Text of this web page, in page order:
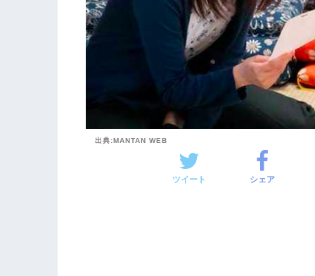
出典:MANTAN WEB
ツイート シェア